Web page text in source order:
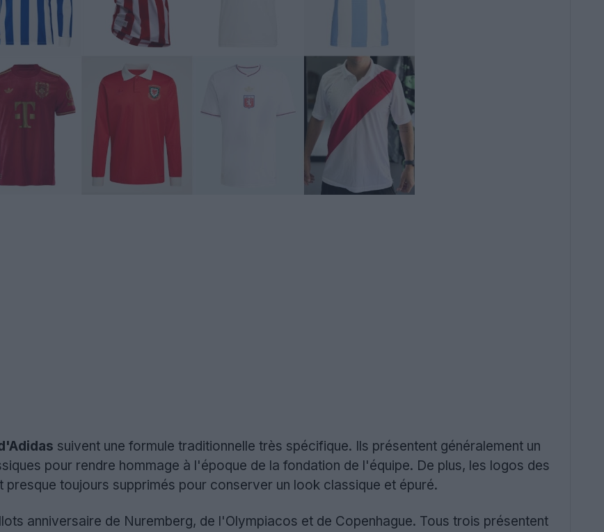
suivent une formule traditionnelle très spécifique. Ils présentent généralement un
pour rendre hommage à l'époque de la fondation de l'équipe. De plus, les logos des
presque toujours supprimés pour conserver un look classique et épuré.
anniversaire de Nuremberg, de l'Olympiacos et de Copenhague. Tous trois présentent